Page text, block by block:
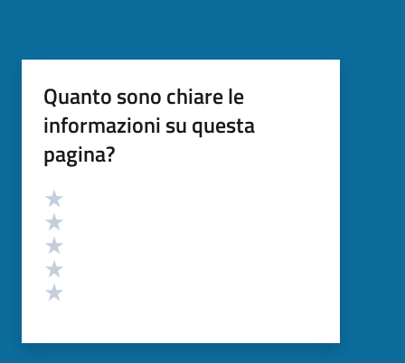
Quanto sono chiare le
informazioni su questa
pagina?
Valutazione